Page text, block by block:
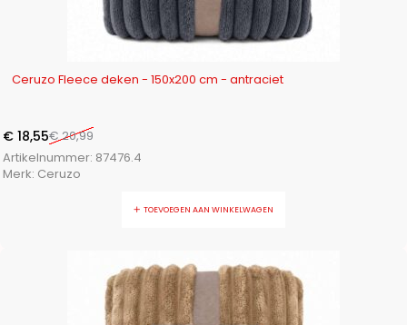
Ceruzo Fleece deken - 150x200 cm - antraciet
€20,99
€ 18,55
Artikelnummer: 87476.4
Merk: Ceruzo
TOEVOEGEN AAN WINKELWAGEN